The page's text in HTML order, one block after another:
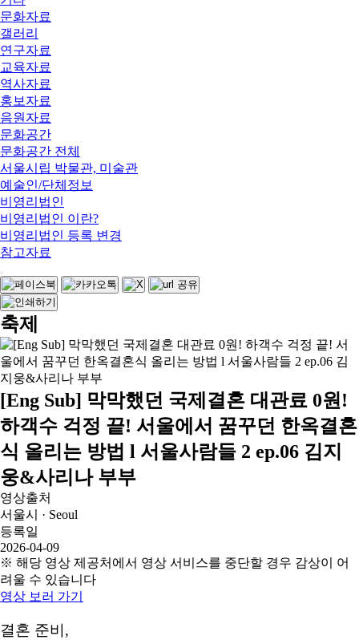
문화자료
갤러리
연구자료
교육자료
역사자료
홍보자료
음원자료
문화공간
문화공간 전체
서울시립 박물관, 미술관
예술인/단체정보
비영리법인
비영리법인 이란?
비영리법인 등록 변경
참고자료
축제
[Eng Sub] 막막했던 국제결혼 대관료 0원!
하객수 걱정 끝! 서울에서 꿈꾸던 한옥결혼
식 올리는 방법 l 서울사람들 2 ep.06 김지
웅&사리나 부부
영상출처
서울시 · Seoul
등록일
2026-04-09
※ 해당 영상 제공처에서 영상 서비스를 중단할 경우 감상이 어
려울 수 있습니다
영상 보러 가기
결혼 준비,